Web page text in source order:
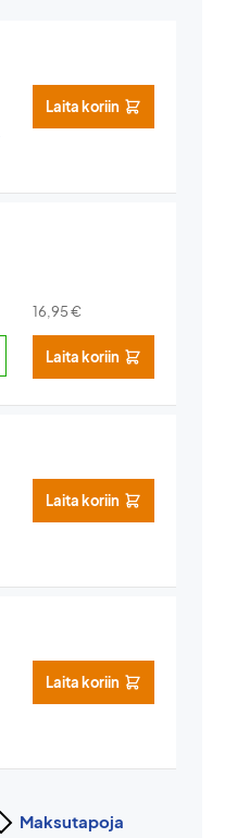
Laita koriin
16,95€
Laita koriin
Laita koriin
Laita koriin
Maksutapoja